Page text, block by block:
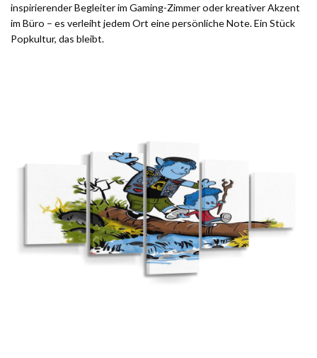
inspirierender Begleiter im Gaming-Zimmer oder kreativer Akzent
im Büro – es verleiht jedem Ort eine persönliche Note. Ein Stück
Popkultur, das bleibt.